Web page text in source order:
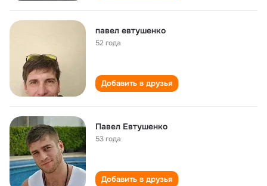
павел евтушенко
52 года
Добавить в друзья
Павел Евтушенко
53 года
Добавить в друзья